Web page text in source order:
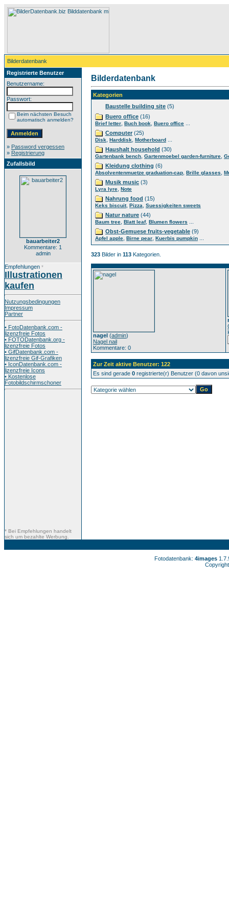
Bilderdatenbank
Registrierte Benutzer
Benutzername:
Passwort:
Beim nächsten Besuch
automatisch anmelden?
» Password vergessen
» Registrierung
Zufallsbild
bauarbeiter2
Kommentare: 1
admin
Empfehlungen *
Illustrationen
kaufen
Nutzungsbedingungen
Impressum
Partner
• FotoDatenbank.com -
lizenzfreie Fotos
• FOTODatenbank.org -
lizenzfreie Fotos
• GifDatenbank.com -
lizenzfreie Gif-Grafiken
• IconDatenbank.com -
lizenzfreie Icons
• Kostenlose
Fotobildschirmschoner
* Bei Empfehlungen handelt
sich um bezahlte Werbung.
Bilderdatenbank
Kategorien
Baustelle building site (5)
Buero office (16)
Brief letter Buch book Buero office
Computer(25)
Disk Harddisk Motherboard
Haushalt household (30)
Gartenbank bench Gartenmoebel garden-furniture
Kleidung clothing (6)
Absolventenmuetze graduation-cap Brille glasses
Musik music (3)
Lyra lyre Note
Nahrung food (15)
Keks biscuit, Pizza Suessigkeiten sweets
Natur nature (44)
Baum tree Blatt leaf, Blumen flowers
Obst-Gemuese fruits-vegetable (9)
Apfel apple Birne pear Kuerbis pumpkin
323 Bilder in 113 Kategorien.
nagel (admin)
Nagel nail
Kommentare: 0
Zur Zeit aktive Benutzer: 122
Es sind gerade 0 registrierte(r) Benutzer (0 davon
Fotodatenbank: 4images